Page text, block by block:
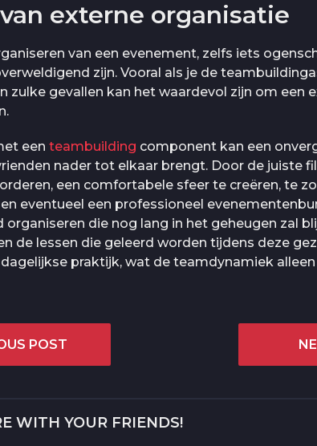
externe organisatie
van een evenement, zelfs iets
zijn. Vooral als je de
zulke gevallen kan het waardevol zijn om een
een teambuilding component kan een
nader tot elkaar brengt. Door de juiste
een comfortabele sfeer te creëren, te
eventueel een professioneel
organiseren die nog lang in het geheugen zal
de lessen die geleerd worden tijdens deze
praktijk, wat de teamdynamiek
POST
WITH YOUR FRIENDS!